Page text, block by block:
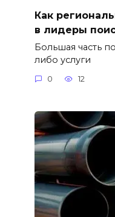
Как
в лидеры
Большая часть
либо услуги
0 12